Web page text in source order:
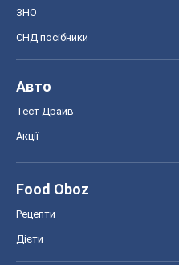
ЗНО
СНД посібники
Авто
Тест Драйв
Акції
Food Oboz
Рецепти
Дієти